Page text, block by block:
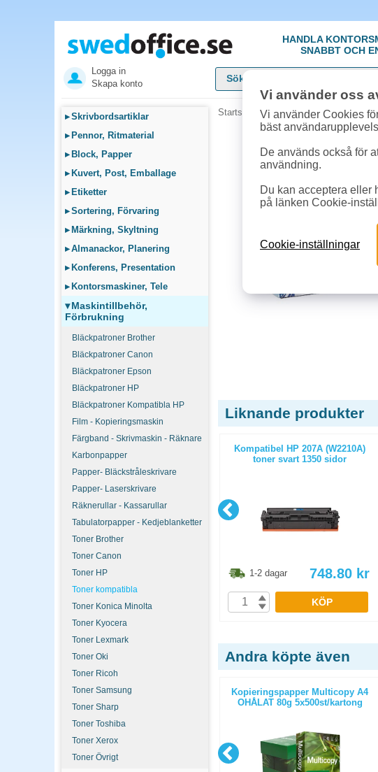
HANDLA
SNABBT OCH
Logga in
Skapa konto
▸Skrivbordsartiklar
▸ Pennor, Ritmaterial
▸ Block, Papper
▸ Kuvert, Post, Emballage
▸ Etiketter
▸Sortering, Förvaring
▸ Märkning, Skyltning
▸Almanackor, Planering
▸ Konferens, Presentation
▸ Kontorsmaskiner, Tele
▾Maskintillbehör,
Förbrukning
Bläckpatroner Brother
Bläckpatroner Canon
Bläckpatroner Epson
Bläckpatroner HP
Bläckpatroner Kompatibla HP
Film - Kopieringsmaskin
Färgband - Skrivmaskin - Räknare
Karbonpapper
Papper- Bläckstråleskrivare
Papper- Laserskrivare
Räknerullar - Kassarullar
Tabulatorpapper - Kedjeblanketter
Toner Brother
Toner Canon
Toner HP
Toner kompatibla
Toner Konica Minolta
Toner Kyocera
Toner Lexmark
Toner Oki
Toner Ricoh
Toner Samsung
Toner Sharp
Toner Toshiba
Toner Xerox
Toner Övrigt
Startsida »Maskintillbehör, Förbrukning
Liknande produkter
svart 3000 sidor
1-2 dagar
KÖP
Kompatibel HP 207A (W2210A)
toner svart 1350 sidor
1-2 dagar 748.80 kr
KÖP
Andra köpte även
Kopieringspapper Multicopy Next
Xpressbox A4 80g OHÅLAT
2500st/kartong
Kopieringspapper Multicopy A4
OHÅLAT 80g 5x500st/kartong
Vi använder oss
Vi använder Cookies
bäst
De används också för
användning.
Du kan acceptera eller
på länken Cookie-
Cookie-inställningar